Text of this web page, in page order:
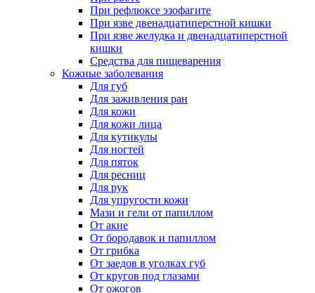
При рефлюксе эзофагите
При язве двенадцатиперстной кишки
При язве желудка и двенадцатиперстной
кишки
Средства для пищеварения
Кожные заболевания
Для губ
Для заживления ран
Для кожи
Для кожи лица
Для кутикулы
Для ногтей
Для пяток
Для ресниц
Для рук
Для упругости кожи
Мази и гели от папиллом
От акне
От бородавок и папиллом
От грибка
От заедов в уголках губ
От кругов под глазами
От ожогов